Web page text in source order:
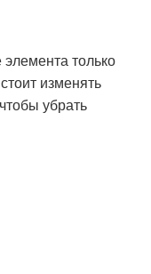
только
изменять
убрать